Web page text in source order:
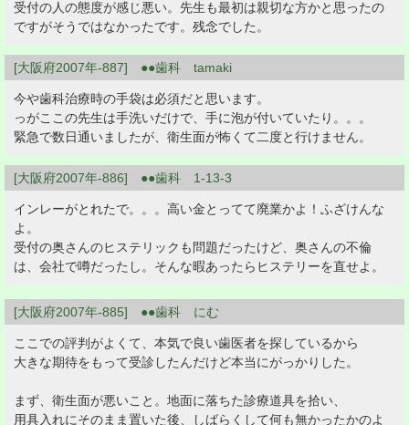
受付の人の態度が感じ悪い。先生も最初は親切な方かと思ったの
ですがそうではなかったです。残念でした。
[大阪府2007年-887] ●●歯科 tamaki
今や歯科治療時の手袋は必須だと思います。
っがここの先生は手洗いだけで、手に泡が付いていたり。。。
緊急で数日通いましたが、衛生面が怖くて二度と行けません。
[大阪府2007年-886] ●●歯科 1-13-3
インレーがとれたで。。。高い金とってて廃業かよ！ふざけんな
よ。
受付の奥さんのヒステリックも問題だったけど、奥さんの不倫
は、会社で噂だったし。そんな暇あったらヒステリーを直せよ。
[大阪府2007年-885] ●●歯科 にむ
ここでの評判がよくて、本気で良い歯医者を探しているから
大きな期待をもって受診したんだけど本当にがっかりした。
まず、衛生面が悪いこと。地面に落ちた診療道具を拾い、
用具入れにそのまま置いた後、しばらくして何も無かったかのよ